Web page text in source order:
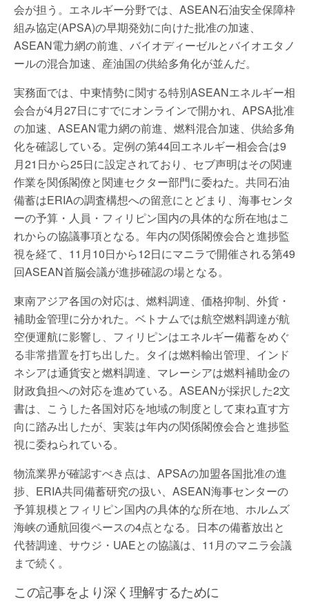
会が担う。エネルギー分野では、ASEAN石油安全保障枠
組み協定(APSA)の早期発効に向けた批准の加速、
ASEAN電力網の前進、バイオディーゼルとバイオエタノ
ールの混合加速、産油国の供給多角化が並んだ。
実務面では、中東情勢に関する特別ASEANエネルギー相
会合が4月27日にすでにオンラインで開かれ、APSA批准
の加速、ASEAN電力網の前進、燃料混合加速、供給多角
化を確認している。定例の第44回エネルギー相会合は9
月21日から25日に設定されており、セブ声明はその関連
作業を関係閣僚と関連セクター部門に委ねた。共同石油
備蓄はERIAの調査構想への留意にとどまり、海事センタ
ーの予算・人員・フィリピン国内の具体的な所在地はこ
れからの協議事項となる。年内の関係閣僚会合と進捗監
視を経て、11月10日から12日にマニラで開催される第49
回ASEAN首脳会議が進捗確認の場となる。
東南アジア各国の対応は、燃料調達、価格抑制、外貨・
補助金管理に分かれた。ベトナムでは航空燃料調達が航
空便運航に影響し、フィリピンはエネルギー備蓄をめぐ
る非常措置を打ち出した。タイは燃料輸出管理、インド
ネシアは通貨安と燃料調達、マレーシアは燃料補助金の
財政負担への対応を進めている。ASEANが採択した2文
書は、こうした各国対応を地域の制度として束ね直す方
向に踏み出したが、実装は年内の関係閣僚会合と進捗監
視に委ねられている。
物流業界が確認すべき点は、APSAの加盟各国批准の進
捗、ERIA共同備蓄研究の扱い、ASEAN海事センターの
予算規模とフィリピン国内の具体的な所在地、ホルムズ
海峡の通航回復ペースの4点となる。日本の備蓄放出と
代替調達、サウジ・UAEとの協議は、11月のマニラ会議
まで続く。
この記事をより深く理解するために